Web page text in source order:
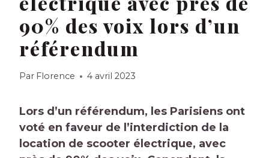
90% des voix lors d’un
référendum
Par Florence 4 avril 2023
Lors d’un référendum, les Parisiens ont
voté en faveur de l’interdiction de la
location de scooter électrique, avec